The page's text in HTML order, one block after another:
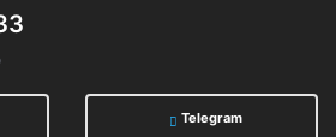
Telegram